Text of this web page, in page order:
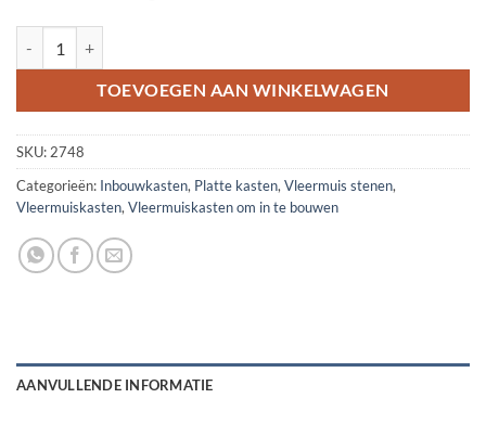
TOEVOEGEN AAN WINKELWAGEN
SKU: 2748
Categorieën: Inbouwkasten, Platte kasten, Vleermuis stenen,
Vleermuiskasten, Vleermuiskasten om in te bouwen
AANVULLENDE INFORMATIE